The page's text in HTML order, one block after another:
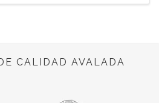
CALIDAD AVALADA